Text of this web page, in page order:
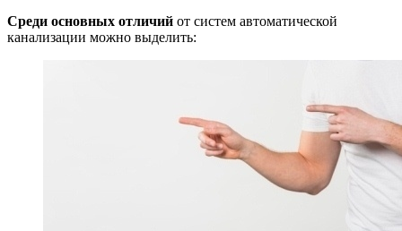
Среди основных отличий от систем автоматической
канализации можно выделить: